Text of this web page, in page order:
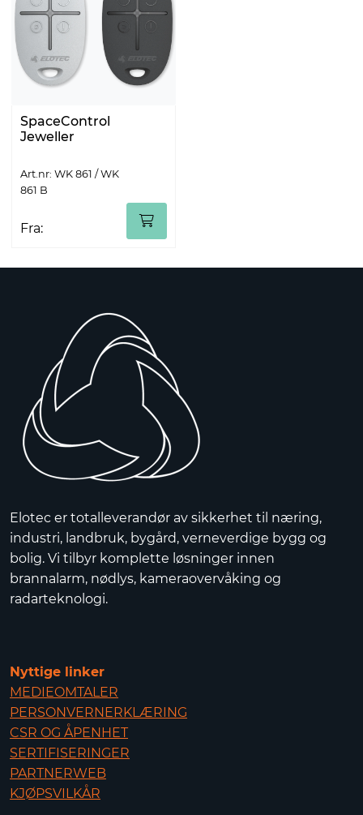
SpaceControl
Jeweller
Art.nr: WK 861 / WK
861 B
Fra:
Elotec er totalleverandør av sikkerhet til næring,
industri, landbruk, bygård, verneverdige bygg og
bolig. Vi tilbyr komplette løsninger innen
brannalarm, nødlys, kameraovervåking og
radarteknologi.
Nyttige linker
MEDIEOMTALER
PERSONVERNERKLÆRING
CSR OG ÅPENHET
SERTIFISERINGER
PARTNERWEB
KJØPSVILKÅR